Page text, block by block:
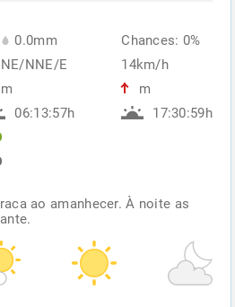
0.0mm
NE/NNE/E
m
06:13:57h
Chances: 0%
14km/h
m
17:30:59h
ao amanhecer. À noite as